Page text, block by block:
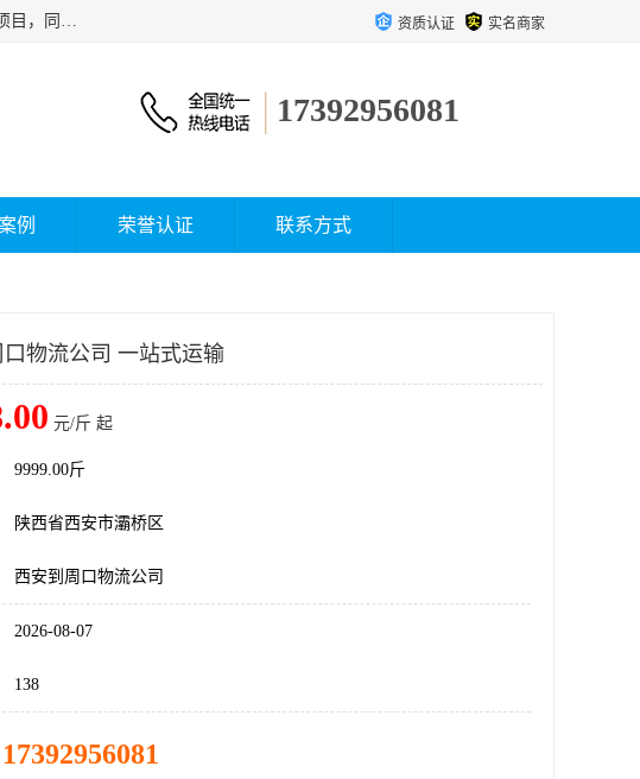
西安福鸿祥物流有限公司成立于2021年，位于陕西省西安市灞桥区，公司主要从事国内货物运输代理、装卸搬运等一般项目，同时具备道路货物运输（不含危险货物）的许可资质。凭借专业的物流服务和*的运输能力，公司致力于为客户提供安全、可靠的物流解决方案，满足多样化的运输需求，助力企业*运营。 资质认证 实名商家
17392956081
例 荣誉认证 联系方式
口物流公司 一站式运输
元/斤 起
9999.00斤
陕西省西安市灞桥区
西安到周口物流公司
2026-08-07
138
17392956081